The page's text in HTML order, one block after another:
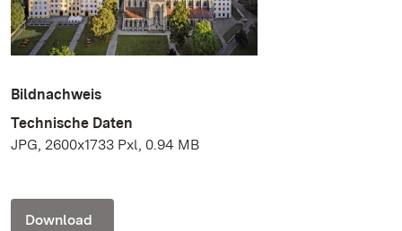
Bildnachweis
Technische Daten
JPG, 2600x1733 Pxl, 0.94 MB
Download